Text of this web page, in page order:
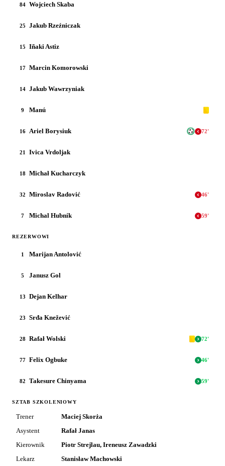
84 Wojciech Skaba
25 Jakub Rzeźniczak
15 Iñaki Astiz
17 Marcin Komorowski
14 Jakub Wawrzyniak
9 Manú
16 Ariel Borysiuk 72'
21 Ivica Vrdoljak
18 Michał Kucharczyk
32 Miroslav Radović 46'
7 Michal Hubník 59'
REZERWOWI
1 Marijan Antolović
5 Janusz Gol
13 Dejan Kelhar
23 Srđa Knežević
28 Rafał Wolski 72'
77 Felix Ogbuke 46'
82 Takesure Chinyama 59'
SZTAB SZKOLENIOWY
Trener
Maciej Skorża
Asystent
Rafał Janas
Kierownik
Piotr Strejlau, Ireneusz Zawadzki
Lekarz
Stanisław Machowski